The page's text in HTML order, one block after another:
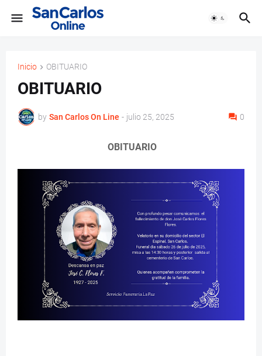
Inicio OBITUARIO
OBITUARIO
by San Carlos On Line - julio 25, 2025 0
OBITUARIO